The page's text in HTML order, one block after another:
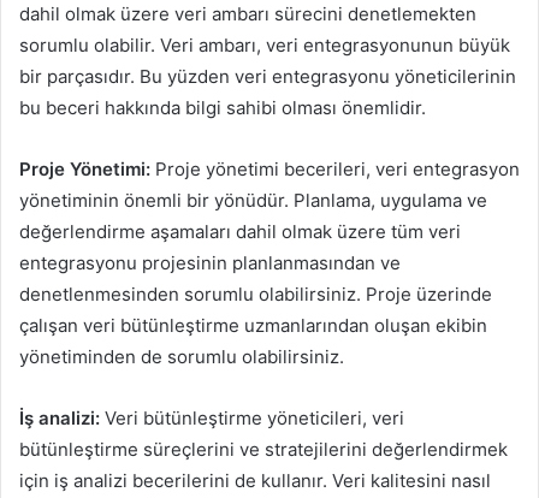
dahil olmak üzere veri ambarı sürecini denetlemekten
sorumlu olabilir. Veri ambarı, veri entegrasyonunun büyük
bir parçasıdır. Bu yüzden veri entegrasyonu yöneticilerinin
bu beceri hakkında bilgi sahibi olması önemlidir.
Proje Yönetimi: Proje yönetimi becerileri, veri entegrasyon
yönetiminin önemli bir yönüdür. Planlama, uygulama ve
değerlendirme aşamaları dahil olmak üzere tüm veri
entegrasyonu projesinin planlanmasından ve
denetlenmesinden sorumlu olabilirsiniz. Proje üzerinde
çalışan veri bütünleştirme uzmanlarından oluşan ekibin
yönetiminden de sorumlu olabilirsiniz.
İş analizi: Veri bütünleştirme yöneticileri, veri
bütünleştirme süreçlerini ve stratejilerini değerlendirmek
için iş analizi becerilerini de kullanır. Veri kalitesini nasıl